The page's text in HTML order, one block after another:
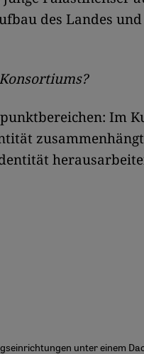
des Landes
Im
unter einem